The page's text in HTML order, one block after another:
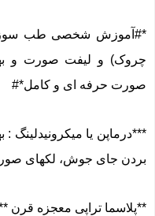
*#آموزش شخصی طب
چروک) و لیفت صورت و
صورت حرفه ای و کامل*#
***درماپن یا میکرونیدلینگ :
بردن جای جوش، لکهای
**پلاسما تراپی معجزه قرن